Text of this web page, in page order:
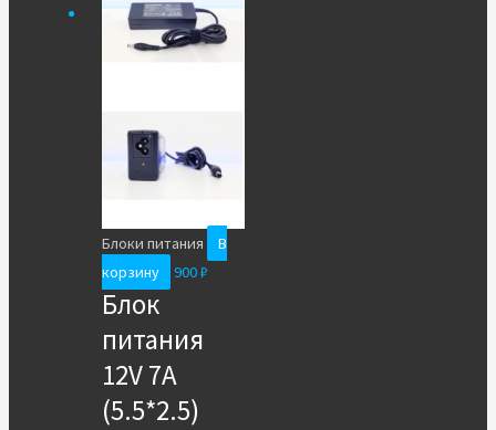
Блоки питания
В
корзину
900₽
Блок
питания
12V 7A
(5.5*2.5)